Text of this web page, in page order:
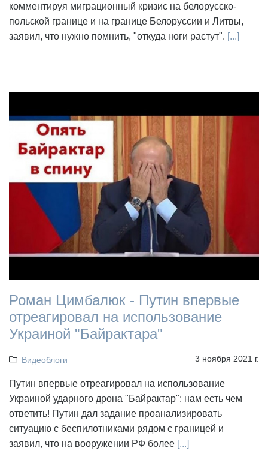
комментируя миграционный кризис на белорусско-
польской границе и на границе Белоруссии и Литвы,
заявил, что нужно помнить, "откуда ноги растут". [...]
Роман Цимбалюк - Путин впервые
отреагировал на использование
Украиной "Байрактара"
Видеоблоги 3 ноября 2021 г.
Путин впервые отреагировал на использование
Украиной ударного дрона "Байрактар": нам есть чем
ответить! Путин дал задание проанализировать
ситуацию с беспилотниками рядом с границей и
заявил, что на вооружении РФ более [...]